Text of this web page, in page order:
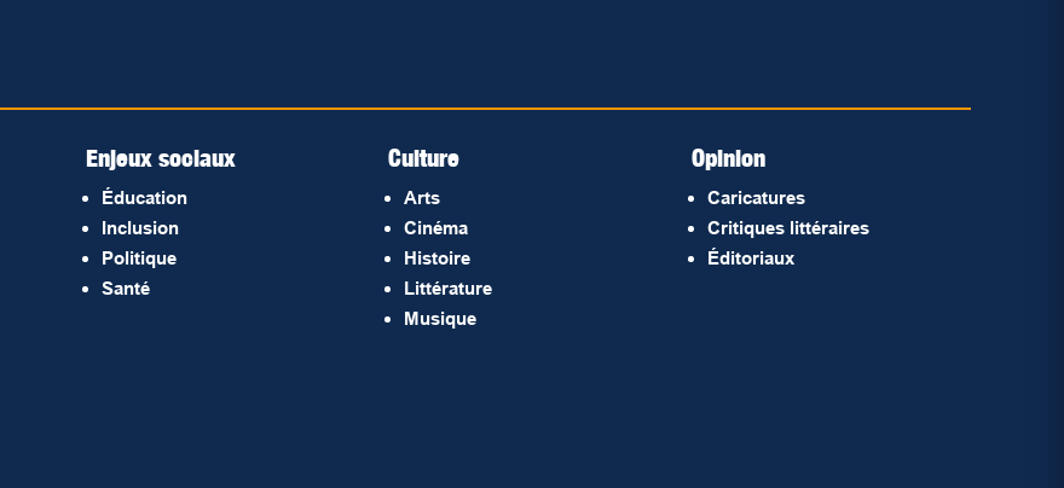
Enjeux sociaux
Éducation
Inclusion
Politique
Santé
Culture
Arts
Cinéma
Histoire
Littérature
Musique
Opinion
Caricatures
Critiques littéraires
Éditoriaux